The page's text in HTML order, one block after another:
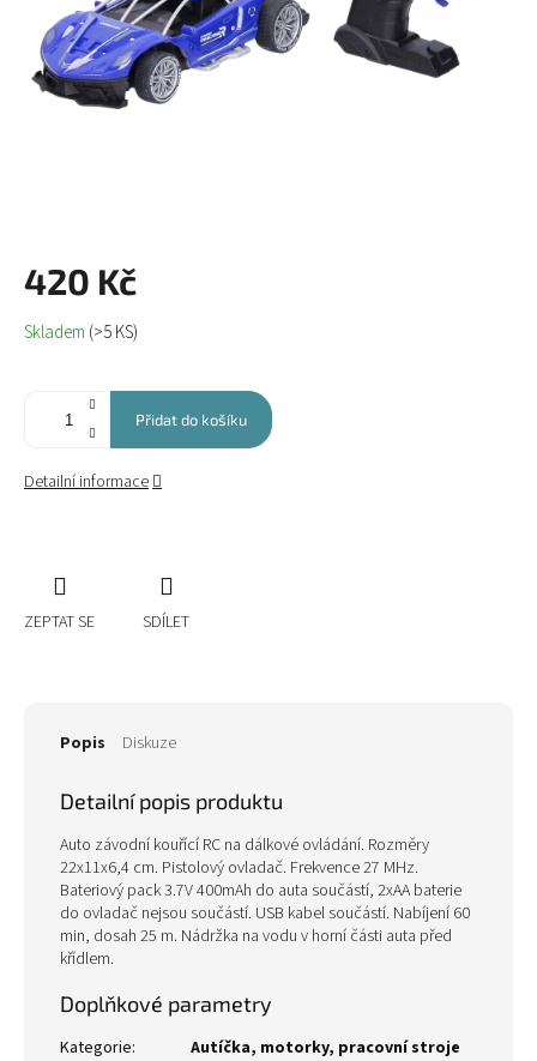
420 Kč
Měrná
cena:
Skladem (>5 KS)
Přidat do košíku
Detailní informace
ZEPTAT SE SDÍLET
Popis Diskuze
Detailní popis produktu
Auto závodní kouřící RC na dálkové ovládání. Rozměry
22x11x6,4 cm. Pistolový ovladač. Frekvence 27 MHz.
Bateriový pack 3.7V 400mAh do auta součástí, 2xAA baterie
do ovladač nejsou součástí. USB kabel součástí. Nabíjení 60
min, dosah 25 m. Nádržka na vodu v horní části auta před
křídlem.
Doplňkové parametry
Kategorie:
Autíčka, motorky, pracovní stroje